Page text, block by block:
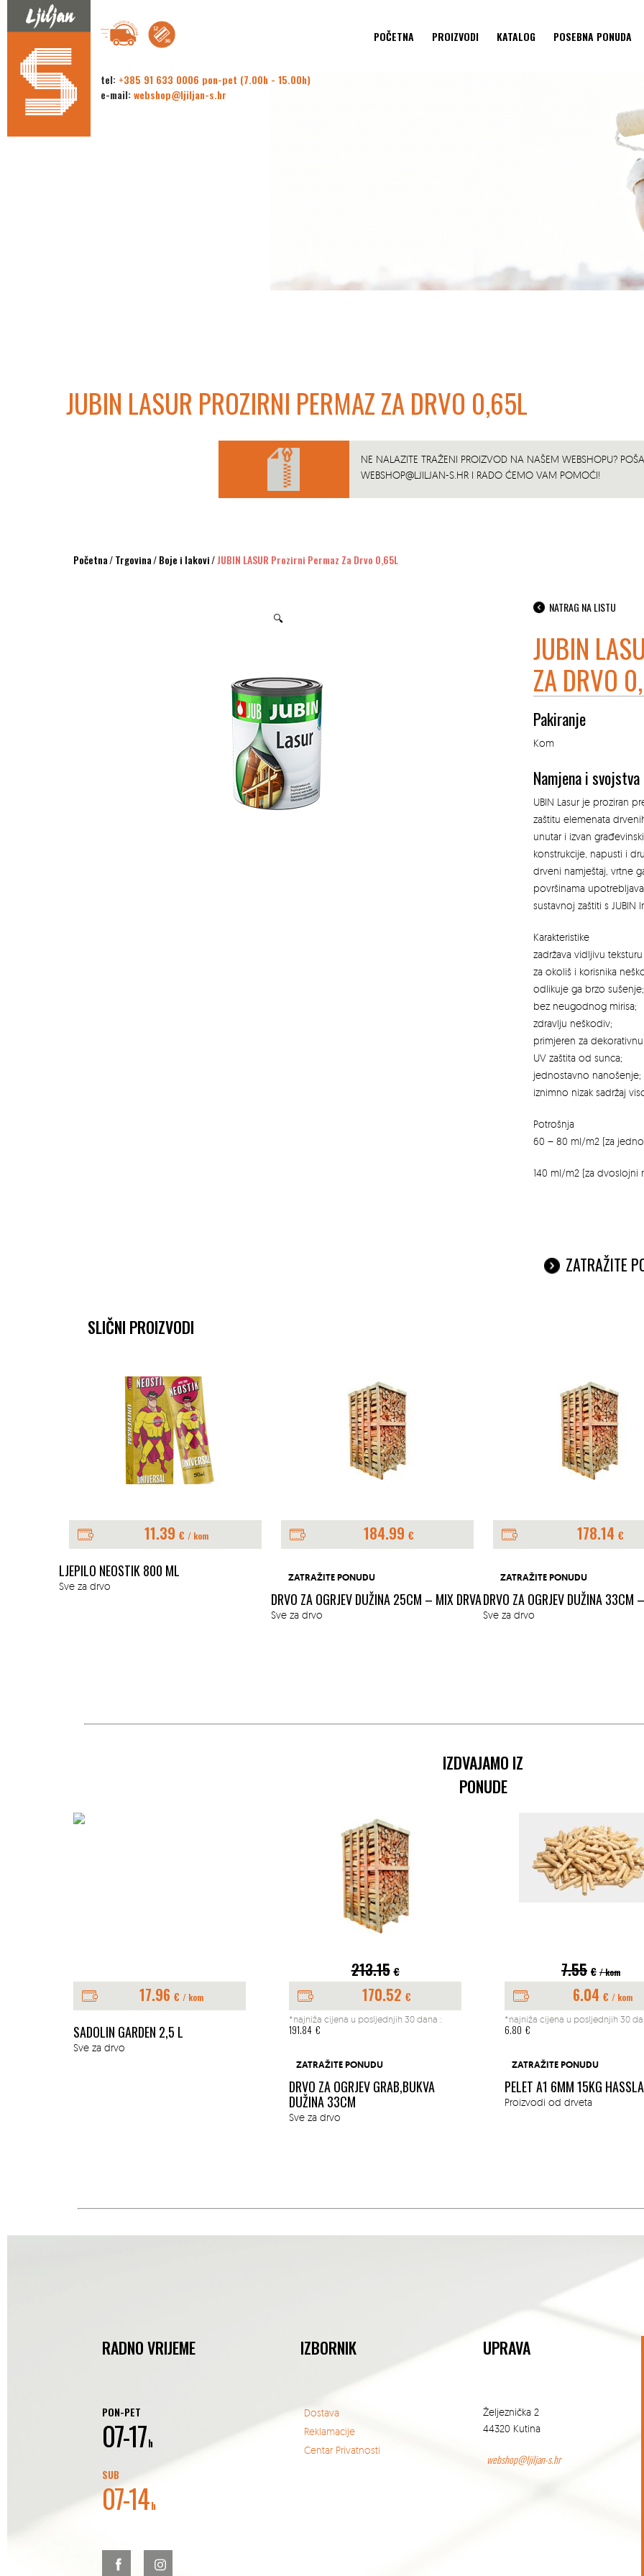
tel: +385 91 633 0006 pon-pet (7.00h - 15.00h)
e-mail: webshop@ljiljan-s.hr
POČETNA PROIZVODI KATALOG POSEBNA PONUDA
JUBIN LASUR PROZIRNI PERMAZ ZA DRVO 0,65L
NE NALAZITE TRAŽENI PROIZVOD NA NAŠEM WEBSHOPU?
WEBSHOP@LJILJAN-S.HRI RADO ĆEMO VAM POMOĆI!
Početna/Trgovina/Boje i lakovi/JUBIN LASUR Prozirni Permaz Za Drvo 0,65L
🔍
NATRAG NA LISTU
JUBIN
ZA DRVO
Pakiranje
Kom
Namjena i svojstva
UBIN Lasur je proziran
zaštitu elemenata
unutar i izvan
konstrukcije, napusti i
drveni namještaj, vrtne
površinama
sustavnoj zaštiti s JUBIN
Karakteristike
zadržava vidljivu
za okoliš i korisnika
odlikuje ga brzo sušenje;
bez neugodnog mirisa;
zdravlju neškodiv;
primjeren za
UV zaštita od sunca;
jednostavno nanošenje;
iznimno nizak sadržaj
Potrošnja
60 – 80 ml/m2 (za
140 ml/m2 (za dvoslojni
ZATRAŽITE
SLIČNI PROIZVODI
11.39 € / kom
LJEPILO NEOSTIK 800 ML
Sve za drvo
184.99 €
ZATRAŽITE PONUDU
DRVO ZA OGRJEV DUŽINA 25CM – MIX DRVA
Sve za drvo
178.14 €
ZATRAŽITE PONUDU
DRVO ZA OGRJEV DUŽINA 33CM
Sve za drvo
IZDVAJAMO IZ
PONUDE
17.96 € / kom
SADOLIN GARDEN 2,5 L
Sve za drvo
213.15 €
170.52 €
*najniža cijena u posljednjih 30 dana :
191.84 €
ZATRAŽITE PONUDU
DRVO ZA OGRJEV GRAB,BUKVA
DUŽINA 33CM
Sve za drvo
7.55 € / kom
6.04 € / kom
*najniža cijena u posljednjih 30
6.80 €
ZATRAŽITE PONUDU
PELET A1 6MM 15KG
Proizvodi od drveta
RADNO VRIJEME
PON-PET
07-17h
SUB
07-14h
IZBORNIK
Dostava
Reklamacije
Centar Privatnosti
UPRAVA
Željeznička 2
44320 Kutina
webshop@ljiljan-s.hr